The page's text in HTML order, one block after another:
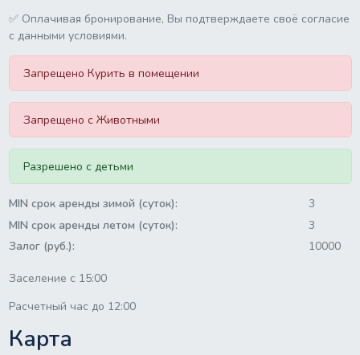
✅ Оплачивая бронирование, Вы подтверждаете своё согласие
с данными условиями.
Запрещено Курить в помещении
Запрещено с Животными
Разрешено с детьми
MIN срок аренды зимой (суток):
3
MIN срок аренды летом (суток):
3
Залог (руб.):
10000
Заселение с 15:00
Расчетный час до 12:00
Карта